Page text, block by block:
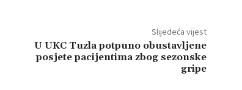
Slijedeća vijest
U UKC Tuzla potpuno obustavljene
posjete pacijentima zbog sezonske
gripe